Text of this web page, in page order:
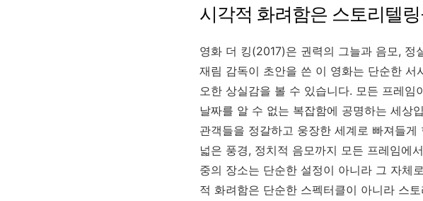
시각적 화려함은 스토리텔
영화 더 킹(2017)은 권력의 그늘과 음모, 정
재림 감독이 초안을 쓴 이 영화는 단순한
오한 상실감을 볼 수 있습니다. 모든 프레
날짜를 알 수 없는 복잡함에 공명하는 세상
관객들을 정갈하고 웅장한 세계로 빠져들
넓은 풍경, 정치적 음모까지 모든 프레임에
중의 장소는 단순한 설정이 아니라 그 자체
적 화려함은 단순한 스펙터클이 아니라 스